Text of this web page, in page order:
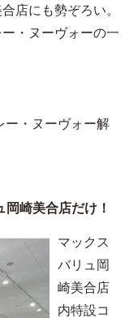
店にも勢ぞろい。
・ヌーヴォーの一
・ヌーヴォー解
崎美合店だけ！
マックス
バリュ岡
崎美合店
内特設コ